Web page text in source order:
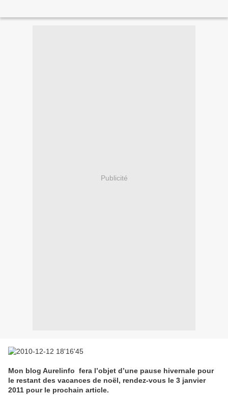
Publicité
Mon blog Aurelinfo fera l’objet d’une pause hivernale pour
le restant des vacances de noël, rendez-vous le 3 janvier
2011 pour le prochain article.